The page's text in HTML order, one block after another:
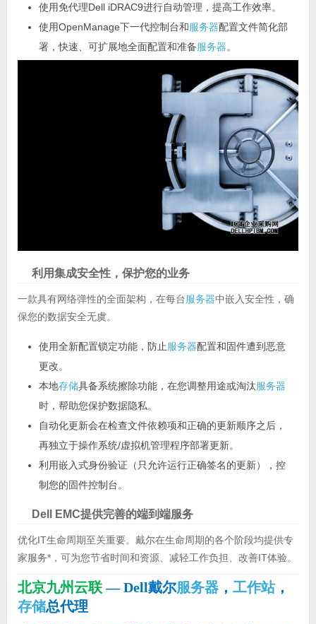
使用免代理Dell iDRAC9进行自动管理，提高工作效率。
使用OpenManage下一代控制台和服务器配置文件简化部
署，快速、可扩展地全面配置和准备服务器。
利用集成安全性，保护您的业务
一款具有网络弹性的全面架构，在每台服务器中嵌入安全性，确
保您的数据安全无虞。
使用全新配置锁定功能，防止服务器配置和固件遭到恶意
更改。
本地存储具备系统擦除功能，在您调整用途或淘汰服务器
时，帮助您保护数据隐私。
自动化更新会在检查文件依赖项和正确的更新顺序之后，
再独立于操作系统/虚拟机管理程序部署更新。
利用嵌入式身份验证（只允许运行正确签名的更新），控
制您的固件控制台。
Dell EMC提供完善的端到端服务
优化IT生命周期至关重要。戴尔在生命周期的各个阶段均提供专
家服务*，可为您节省时间和资源、减轻工作负担、改善IT体验。
北京九州云联— Dell戴尔服务器， 工作站，
存储总代理